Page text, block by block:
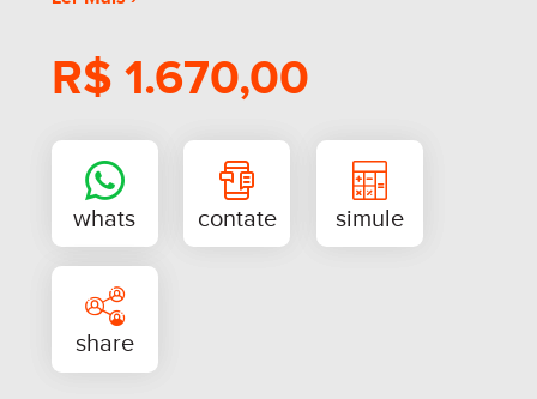
Agende uma visita e conheça essa oportunidade!
R$ 1.670,00